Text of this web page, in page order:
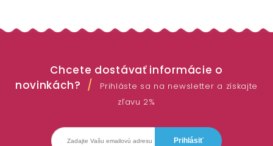
Chcete dostávať informácie o
novinkách?
Prihláste sa na newsletter a získajte
zľavu 2%